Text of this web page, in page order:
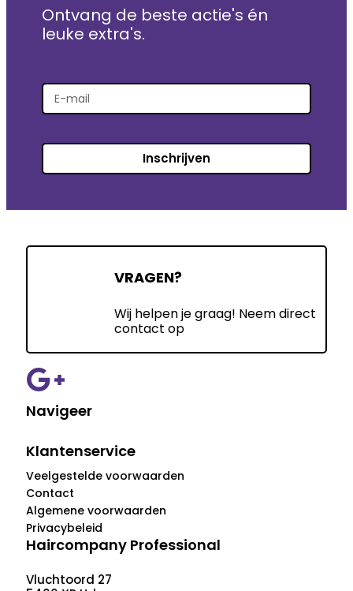
Ontvang de beste actie's én
leuke extra's.
Inschrijven
VRAGEN?
Wij helpen je graag! Neem direct
contact op
Navigeer
Klantenservice
Veelgestelde voorwaarden
Contact
Algemene voorwaarden
Privacybeleid
Haircompany Professional
Vluchtoord 27